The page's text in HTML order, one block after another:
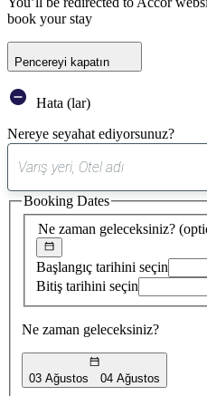
book your stay
Pencereyi kapatın
Hata (lar)
Nereye seyahat ediyorsunuz?
Ne zaman geleceksiniz?
Başlangıç tarihini seçin
Bitiş tarihini seçin
Ne zaman geleceksiniz?
03 Ağustos 04 Ağustos
Booking Dates